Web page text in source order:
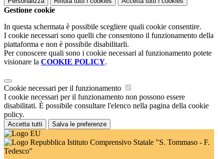
Gestione cookie
In questa schermata è possibile scegliere quali cookie consentire.
I cookie necessari sono quelli che consentono il funzionamento della
piattaforma e non è possibile disabilitarli.
Per conoscere quali sono i cookie necessari al funzionamento potete
visionare la COOKIE POLICY.
Cookie necessari per il funzionamento
I cookie necessari per il funzionamento non possono essere
disabilitati. È possibile consultare l'elenco nella pagina della cookie
policy.
Accetta tutti Salva le preferenze
Istituto Comprensivo Statale "S. Tommaso - F.
Tedesco"